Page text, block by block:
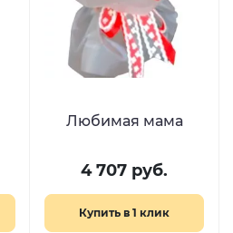
Любимая мама
4 707 руб.
Купить в 1 клик